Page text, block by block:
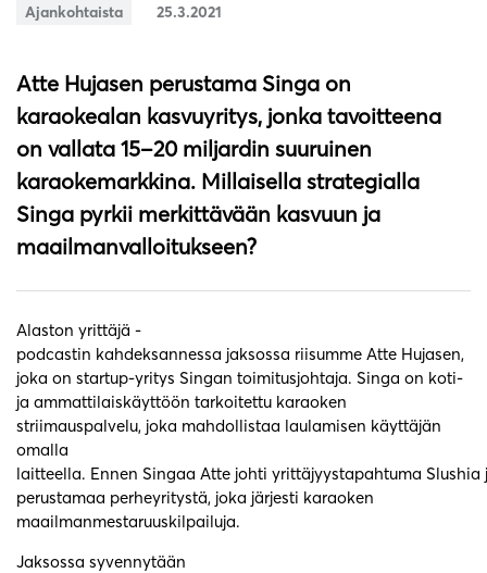
Ajankohtaista 25.3.2021
Atte Hujasen perustama Singa on
karaokealan kasvuyritys, jonka tavoitteena
on vallata 15–20 miljardin suuruinen
karaokemarkkina. Millaisella strategialla
Singa pyrkii merkittävään kasvuun ja
maailmanvalloitukseen?
Alaston yrittäjä -
podcastin kahdeksannessa jaksossa riisumme Atte Hujasen,
joka on startup-yritys Singan toimitusjohtaja. Singa on koti-
ja ammattilaiskäyttöön tarkoitettu karaoken
striimauspalvelu, joka mahdollistaa laulamisen käyttäjän
omalla
laitteella. Ennen Singaa Atte johti yrittäjyystapahtuma Slushia
perustamaa perheyritystä, joka järjesti karaoken
maailmanmestaruuskilpailuja.
Jaksossa syvennytään